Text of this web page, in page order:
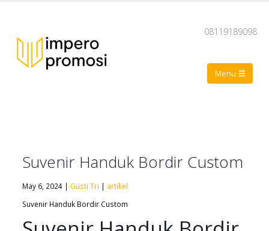
08119189098
Suvenir Handuk Bordir Custom
May 6, 2024 | Gusti Tri | artikel
Suvenir Handuk Bordir Custom